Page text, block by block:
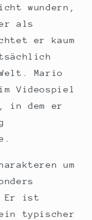
wundern,
als
er kaum
Mario
Videospiel
in dem er
um
Er ist
typischer